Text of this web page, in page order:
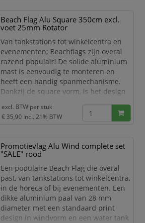
gebruikt, blootgesteld aan slechte
weersomstandigheden, is de minimale
levensduur van de vlag gemiddeld 90
dagen. Ex
Beach Flag Alu Square 350cm excl.
voet 25mm Rotator
Van tankstations tot winkelcentra en
evenementen; Beachflags zijn overal
razend populair! De solide aluminium
mast is eenvoudig te monteren en
heeft een handig spanmechanisme.
Dankzij de square vorm, is het design
visual altijd in beeld. Ideaal om te
gebruiken bij benzinestations tot
De Beach Flag Alu Square heeft een
buisdiameter van 28 mm, met een
buisdikte van 1,5 mm. De zwarte
excl. BTW perstuk
€ 35,90 incl. 21% BTW
Promotievlag Alu Wind complete set
"SALE" rood
Een populaire Beach Flag die overal
past, van tankstations tot winkelcentra,
in de horeca of bij evenementen. Een
dikke aluminium paal van 28 mm
diameter met een standaard print
design in windvorm en een water tank